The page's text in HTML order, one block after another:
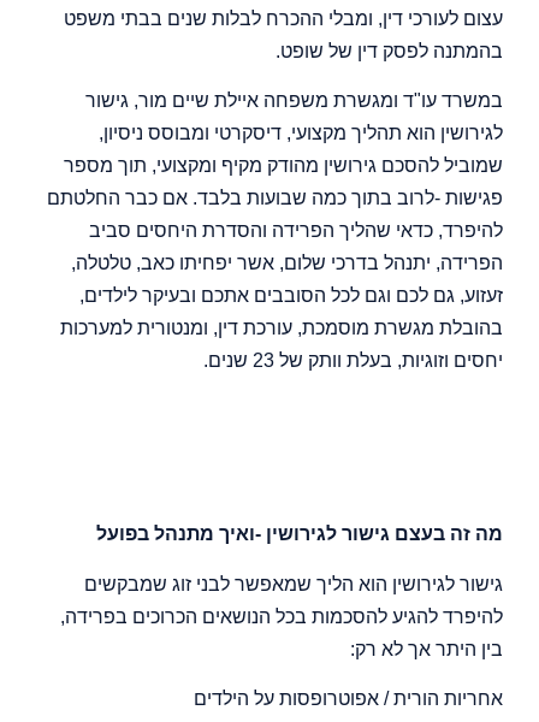
עצום לעורכי דין, ומבלי ההכרח לבלות שנים בבתי משפט
בהמתנה לפסק דין של שופט.
במשרד עו"ד ומגשרת משפחה איילת שיים מור, גישור
לגירושין הוא תהליך מקצועי, דיסקרטי ומבוסס ניסיון,
שמוביל להסכם גירושין מהודק מקיף ומקצועי, תוך מספר
פגישות -לרוב בתוך כמה שבועות בלבד. אם כבר החלטתם
להיפרד, כדאי שהליך הפרידה והסדרת היחסים סביב
הפרידה, יתנהל בדרכי שלום, אשר יפחיתו כאב, טלטלה,
זעזוע, גם לכם וגם לכל הסובבים אתכם ובעיקר לילדים,
בהובלת מגשרת מוסמכת, עורכת דין, ומנטורית למערכות
יחסים וזוגיות, בעלת וותק של 23 שנים.
מה זה בעצם גישור לגירושין -ואיך מתנהל בפועל
גישור לגירושין הוא הליך שמאפשר לבני זוג שמבקשים
להיפרד להגיע להסכמות בכל הנושאים הכרוכים בפרידה,
בין היתר אך לא רק:
אחריות הורית / אפוטרופסות על הילדים